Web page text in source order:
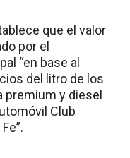
que el valor
por el
“en base al
del litro de los
y diesel
Club